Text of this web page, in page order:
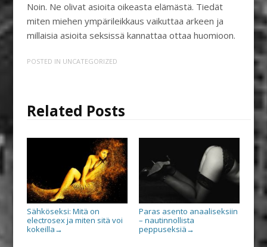
Noin. Ne olivat asioita oikeasta elämästä. Tiedät
miten miehen ympärileikkaus vaikuttaa arkeen ja
millaisia asioita seksissä kannattaa ottaa huomioon.
POSTED IN UNCATEGORIZED
Related Posts
Sähköseksi: Mitä on
electrosex ja miten sitä voi
kokeilla →
Paras asento anaaliseksiin
– nautinnollista
peppuseksiä →